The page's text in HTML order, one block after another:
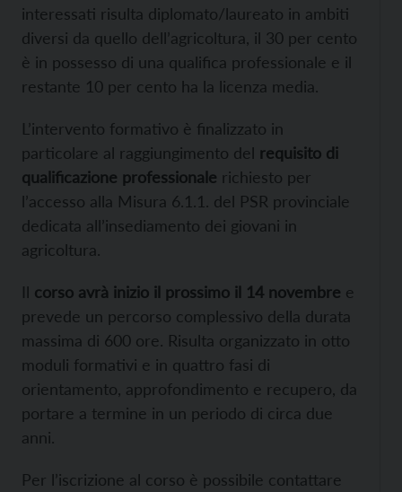
interessati risulta diplomato/laureato in ambiti
diversi da quello dell’agricoltura, il 30 per cento
è in possesso di una qualifica professionale e il
restante 10 per cento ha la licenza media.
L’intervento formativo è finalizzato in
particolare al raggiungimento del requisito di
qualificazione professionale richiesto per
l’accesso alla Misura 6.1.1. del PSR provinciale
dedicata all’insediamento dei giovani in
agricoltura.
Il corso avrà inizio il prossimo il 14 novembre e
prevede un percorso complessivo della durata
massima di 600 ore. Risulta organizzato in otto
moduli formativi e in quattro fasi di
orientamento, approfondimento e recupero, da
portare a termine in un periodo di circa due
anni.
Per l’iscrizione al corso è possibile contattare